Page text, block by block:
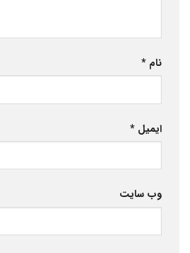
نام *
ایمیل *
وب‌ سایت